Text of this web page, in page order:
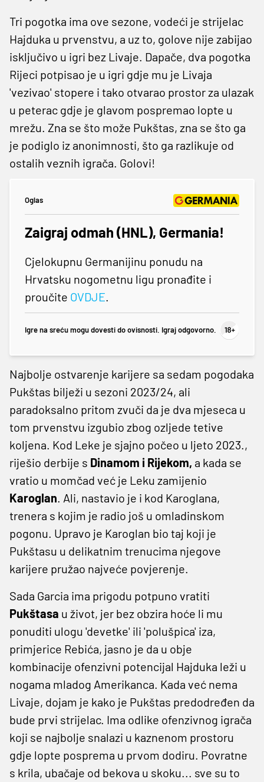
Tri pogotka ima ove sezone, vodeći je strijelac
Hajduka u prvenstvu, a uz to, golove nije zabijao
isključivo u igri bez Livaje. Dapače, dva pogotka
Rijeci potpisao je u igri gdje mu je Livaja
'vezivao' stopere i tako otvarao prostor za ulazak
u peterac gdje je glavom pospremao lopte u
mrežu. Zna se što može Pukštas, zna se što ga
je podiglo iz anonimnosti, što ga razlikuje od
ostalih veznih igrača. Golovi!
Oglas
Zaigraj odmah (HNL), Germania!
Cjelokupnu Germanijinu ponudu na
Hrvatsku nogometnu ligu pronađite i
proučite OVDJE.
Igre na sreću mogu dovesti do ovisnosti. Igraj odgovorno.
Najbolje ostvarenje karijere sa sedam pogodaka
Pukštas bilježi u sezoni 2023/24, ali
paradoksalno pritom zvuči da je dva mjeseca u
tom prvenstvu izgubio zbog ozljede tetive
koljena. Kod Leke je sjajno počeo u ljeto 2023.,
riješio derbije s Dinamom i Rijekom, a kada se
vratio u momčad već je Leku zamijenio
Karoglan. Ali, nastavio je i kod Karoglana,
trenera s kojim je radio još u omladinskom
pogonu. Upravo je Karoglan bio taj koji je
Pukštasu u delikatnim trenucima njegove
karijere pružao najveće povjerenje.
Sada Garcia ima prigodu potpuno vratiti
Pukštasa u život, jer bez obzira hoće li mu
ponuditi ulogu 'devetke' ili 'polušpica' iza,
primjerice Rebića, jasno je da u obje
kombinacije ofenzivni potencijal Hajduka leži u
nogama mladog Amerikanca. Kada već nema
Livaje, dojam je kako je Pukštas predodređen da
bude prvi strijelac. Ima odlike ofenzivnog igrača
koji se najbolje snalazi u kaznenom prostoru
gdje lopte posprema u prvom dodiru. Povratne
s krila, ubačaje od bekova u skoku... sve su to